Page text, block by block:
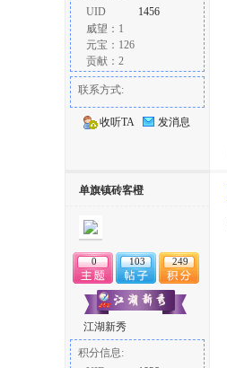
UID
1456
威望：1
元宝：126
贡献：2
联系方式:
收听TA 发消息
单旗镇砖客橙
0 103 249
江湖新秀
积分信息: